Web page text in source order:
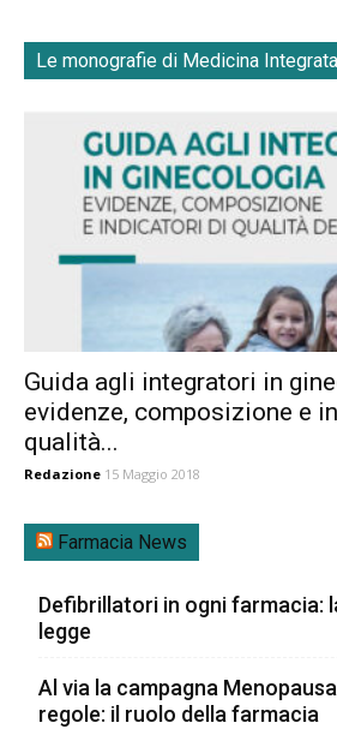
Le monografie di Medicina Integrata
Guida agli integratori in
evidenze, composizione e
qualità...
Redazione 15 Maggio 2018
Farmacia News
Defibrillatori in ogni farmacia:
legge
Al via la campagna
regole: il ruolo della farmacia